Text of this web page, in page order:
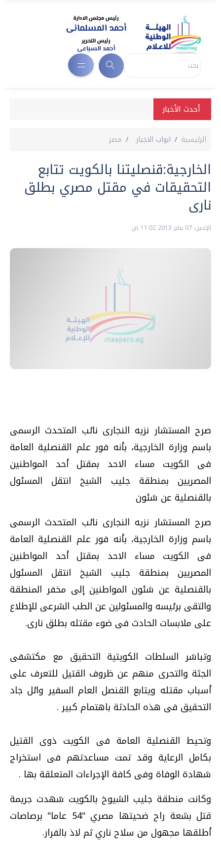
أحدث الأخبار
الرئيسية ابواب الاخبار مصر
الخارجية:قنصليتنا بالكويت تتابع
التحقيقات في مقتل مصري بطلق
نارى
الإثنين، 07 يناير 2013 11:02 ص
صرح المستشار نزيه النجارى نائب المتحدث الرسمى
باسم وزارة الخارجية، بأنه فور علم القنصلية العامة
فى الكويت مساء الاحد بمقتل أحد المواطنين
المصريين بمنطقة جليب الشيخ انتقل المسئول
بالقنصلية عن شئون
صرح المستشار نزيه النجارى نائب المتحدث الرسمى
باسم وزارة الخارجية، بأنه فور علم القنصلية العامة
فى الكويت مساء الاحد بمقتل أحد المواطنين
المصريين بمنطقة جليب الشيخ انتقل المسئول
بالقنصلية عن شئون المواطنين إلى مخفر المنطقة
والتقى برئيسه والمسئولين عن الطب الشرعى للإطلاع
على ملابسات الحادث فى ضوء مقتله بطلق نارى.
وتباشر السلطات الكويتية التحقيق مع مكتشفى
الجثة والتحرى منهم عن ظروف القتيل للتعرف على
أسباب مقتله ويتابع القنصل العام السفير وائل جاد
التحقيق فى هذه الحادثة باهتمام كبير .
وتحيط القنصلية العامة فى الكويت ذوى القتيل
بكامل الرعاية وقد تمت مساعدتهم فى استخراج
شهادة الوفاة وفى كافة الإجراءات المتعلقة بها .
وكانت منطقة جليب الشيوخ بالكويت شهدت جريمة
قتل بشعة راح ضحيتها مصري "54 عاما" برصاصات
أطلقها مجهول من سلاح ناري ثم لاذ بالفرار.